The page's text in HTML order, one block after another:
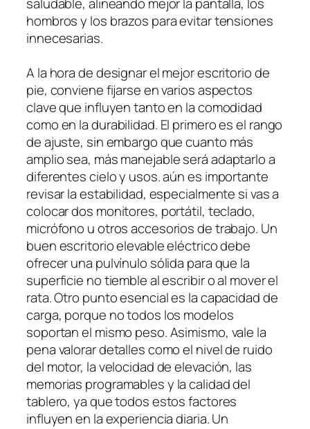
hombros y los brazos para evitar tensiones
innecesarias.
A la hora de designar el mejor escritorio de
pie, conviene fijarse en varios aspectos
clave que influyen tanto en la comodidad
como en la durabilidad. El primero es el rango
de ajuste, sin embargo que cuanto más
amplio sea, más manejable será adaptarlo a
diferentes cielo y usos. aún es importante
revisar la estabilidad, especialmente si vas a
colocar dos monitores, portátil, teclado,
micrófono u otros accesorios de trabajo. Un
buen escritorio elevable eléctrico debe
ofrecer una pulvínulo sólida para que la
superficie no tiemble al escribir o al mover el
rata. Otro punto esencial es la capacidad de
carga, porque no todos los modelos
soportan el mismo peso. Asimismo, vale la
pena valorar detalles como el nivel de ruido
del motor, la velocidad de elevación, las
memorias programables y la calidad del
tablero, ya que todos estos factores
influyen en la experiencia diaria. Un